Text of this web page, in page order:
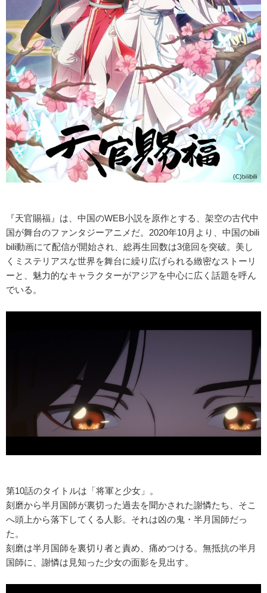
『天官賜福』は、中国のWEB小説を原作とする、架空の古代中
国が舞台のファンタジーアニメだ。2020年10月より、中国のbili
bili動画にて配信が開始され、総再生回数は3億回を突破。美し
くミステリアスな世界を舞台に繰り広げられる緻密なストーリ
ーと、魅力的なキャラクターがアジアを中心に広く話題を呼ん
でいる。
第10話のタイトルは「将軍と少女」。
刻磨から半月国師が裏切った過去を聞かされた謝憐たち、そこ
へ頭上から落下してくる人影。それは凶の鬼・半月国師だっ
た。
刻磨は半月国師を裏切り者と責め、痛めつける。無抵抗の半月
国師に、謝憐は見知った少女の面影を見出す。